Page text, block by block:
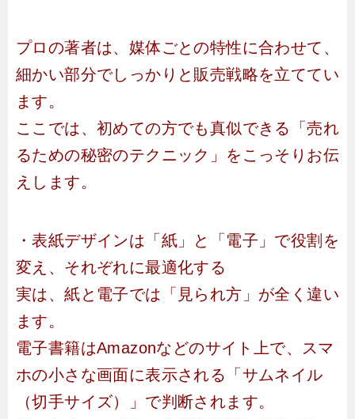
プロの著者は、媒体ごとの特性に合わせて、
細かい部分でしっかりと販売戦略を立ててい
ます。
ここでは、初めての方でも真似できる「売れ
るための秘密のテクニック」をこっそりお伝
えします。
・表紙デザインは「紙」と「電子」で役割を
変え、それぞれに最適化する
実は、紙と電子では「見られ方」が全く違い
ます。
電子書籍はAmazonなどのサイト上で、スマ
ホの小さな画面に表示される「サムネイル
（切手サイズ）」で判断されます。